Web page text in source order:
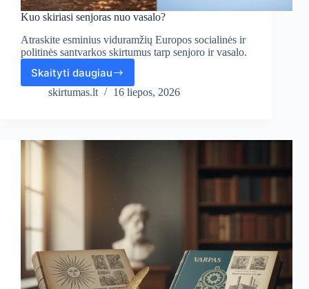
Kuo skiriasi senjoras nuo vasalo?
Atraskite esminius viduramžių Europos socialinės ir
politinės santvarkos skirtumus tarp senjoro ir vasalo.
Skaityti daugiau
Kuo
skiriasi
skirtumas.lt 16 liepos, 2026